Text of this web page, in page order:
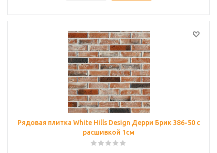
Рядовая плитка White Hills Design Дерри Брик 386-50 с
расшивкой 1см